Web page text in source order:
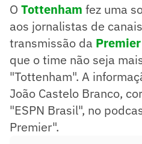
O Tottenham fez uma
aos jornalistas de
transmissão da
que o time não seja
"Tottenham". A
João Castelo Branco,
"ESPN Brasil", no
Premier".